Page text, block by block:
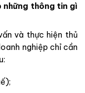
những thông tin gì
và thực hiện thủ
nghiệp chỉ cần